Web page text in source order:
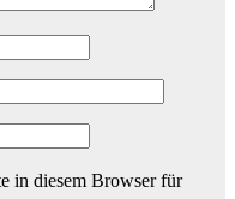
in diesem Browser für